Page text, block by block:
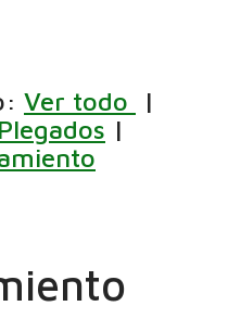
Ver todo
|
Plegados |